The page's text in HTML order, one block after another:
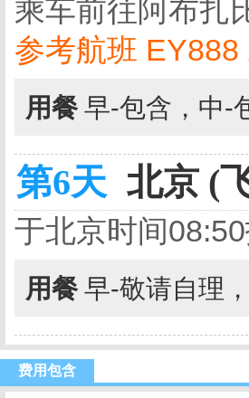
乘车前往阿布扎
参考航班
用餐 早-包含，中-
第6天 北京 (
于北京时间
用餐 早-敬请自理
费用包含